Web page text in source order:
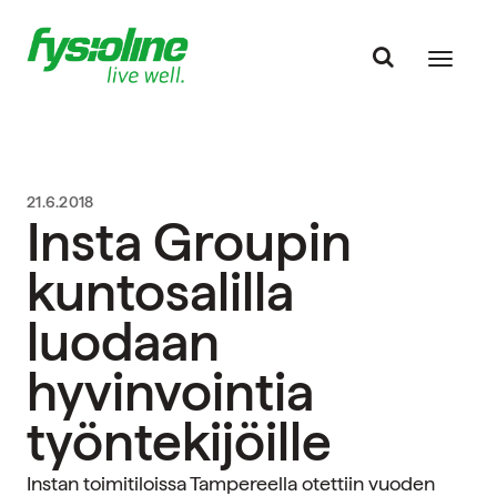
21.6.2018
Insta Groupin
kuntosalilla
luodaan
hyvinvointia
työntekijöille
Instan toimitiloissa Tampereella otettiin vuoden